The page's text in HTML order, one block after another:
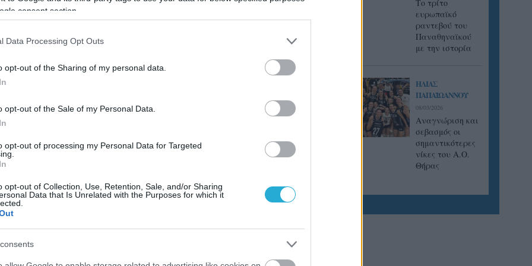
consent section.
Data Processing Opt Outs
opt-out of the Sharing of my personal data.
opt-out of the Sale of my Personal Data.
opt-out of processing my Personal Data for Targeted
opt-out of Collection, Use, Retention, Sale, and/or Sharing
Data that Is Unrelated with the Purposes for which it
οδηγεί σε 4ο συνεχή μετακίνηση,
στην Καλαμάτα και την Παρασκευή 27.1.2017 θα
με τον ΓΑΣ Μεσσαράς: Δηλώσαμε πως
και τις ώρες που μας προκαθόρισαν».
Tο τρίτο
ευρωπαϊκό
ραντεβού του
Παναθηναϊκού
με την ιστορία
ΗΛΙΑΣ
ΠΑΠΑΪΩΑΝΝΟΥ
08/03/2026
Αναγνώριση και
σεβασμός οι
σημαντικότερες
νίκες του Α.Ο.
Θήρας